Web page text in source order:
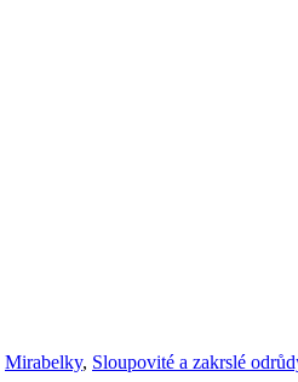
Mirabelky, Sloupovité a zakrslé